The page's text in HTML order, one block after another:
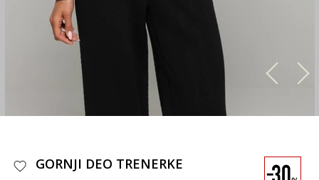
GORNJI DEO TRENERKE